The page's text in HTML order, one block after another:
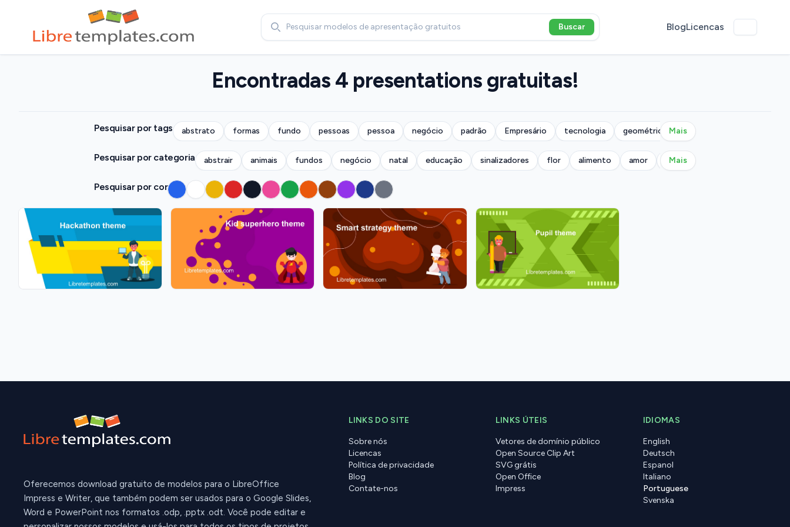
Search
Buscar
BlogLicencas
Encontradas 4 presentations gratuitas!
Pesquisar por tags abstrato formas fundo pessoas pessoa negócio padrão Empresário tecnologia geométrico Mais
Pesquisar por categoria abstrair animais fundos negócio natal educação sinalizadores flor alimento amor militar
Mais
Pesquisar por cor
Oferecemos download gratuito de modelos para o LibreOffice
Impress e Writer, que também podem ser usados para o Google Slides,
Word e PowerPoint nos formatos .odp, .pptx .odt. Você pode editar e
LINKS DO SITE
Sobre nós
Licencas
Política de privacidade
Blog
Contate-nos
LINKS ÚTEIS
Vetores de domínio público
Open Source Clip Art
SVG grátis
Open Office
Impress
IDIOMAS
English
Deutsch
Espanol
Italiano
Portuguese
Svenska